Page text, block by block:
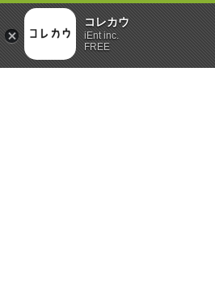
コレカウ
iEnt inc.
FREE